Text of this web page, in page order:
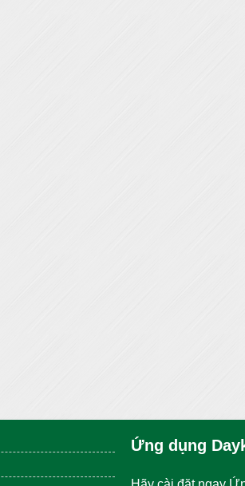
Ứng dụng